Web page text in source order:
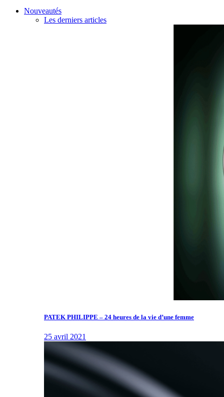
Nouveautés
Les derniers articles
PATEK PHILIPPE – 24 heures de la vie d’une femme
25 avril 2021